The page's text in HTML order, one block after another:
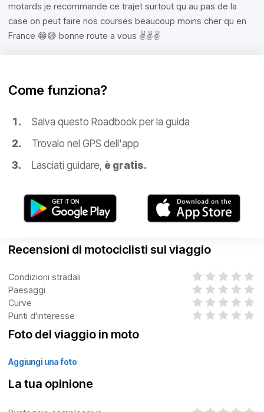
motards je recommande ce trajet surtout qu au pas de la
case on peut faire nos courses beaucoup moins cher qu en
France 😁😅 bonne route a vous ✌️✌️✌️
Come funziona?
Salva questo Roadbook per la guida
Trovalo nel GPS dell'app
Lasciati guidare, è gratis.
Recensioni di motociclisti sul viaggio
Condizioni stradali
Paesaggi
Curve
Punti d'interesse
Foto del viaggio in moto
Aggiungi una foto
La tua opinione